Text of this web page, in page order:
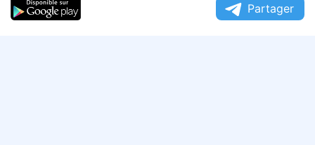
Partager